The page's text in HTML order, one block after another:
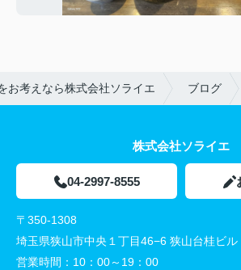
お考えなら株式会社ソライエ ブログ
株式会社ソライエ
04-2997-8555
〒350-1308
埼玉県狭山市中央１丁目46−6 狭山台桂ビル
営業時間： 10：00～19：00